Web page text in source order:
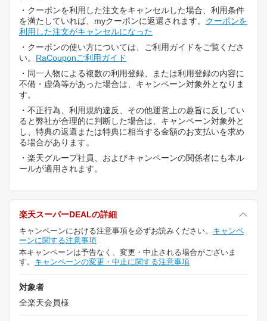
・クーポンを利用した注文をキャンセルした場合、利用条件
を満たしていれば、myクーポンに返還されます。 クーポンを
利用した注文がキャンセルになった
・クーポンの使い方については、ご利用ガイドをご覧くださ
い。 RaCouponご利用ガイド
・同一人物による複数の利用登録、または利用登録の内容に
不備・虚偽等があった場合は、キャンペーン対象外となりま
す。
・不正行為、利用規約違反、その他運営上の趣旨に反してい
ると弊社が合理的に判断した場合は、キャンペーン対象外と
し、特典の返還または特典に相当する金額のお支払いを求め
る場合があります。
・楽天グループ社員、およびキャンペーンの関係者にも本ル
ールが適用されます。
楽天スーパーDEALの詳細
キャンペーンにおける注意事項を必ずお読みください。 キャンペ
ーンに関する注意事項
本キャンペーンは予告なく、変更・中止される場合がございま
す。 キャンペーンの変更・中止に関する注意事項
対象者
全楽天会員様